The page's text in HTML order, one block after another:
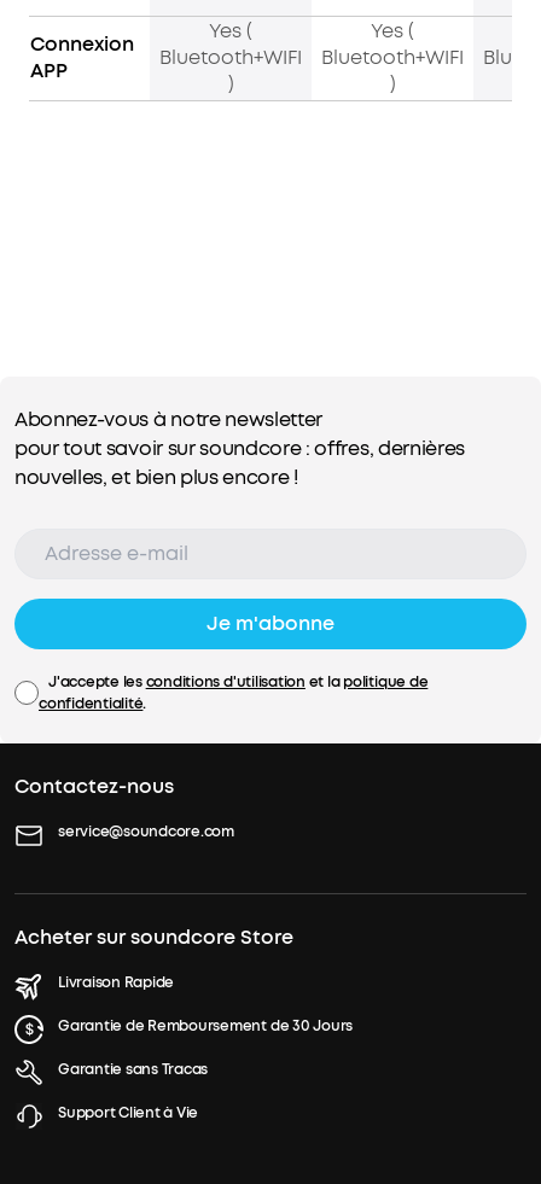
Connexion
APP
Yes (
Bluetooth+WIFI
)
Yes (
Bluetooth+WIFI
)
Abonnez-vous à notre newsletter
pour tout savoir sur soundcore : offres, dernières
nouvelles, et bien plus encore !
Je m'abonne
J'accepte lesconditions d'utilisation et lapolitique de
confidentialité.
Contactez-nous
service@soundcore.com
Acheter sur soundcore Store
Livraison Rapide
Garantie de Remboursement de 30 Jours
Garantie sans Tracas
Support Client à Vie